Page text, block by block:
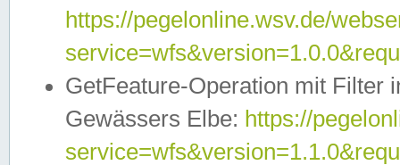
https://pegelonline.wsv.de/
GetFeature-Operation mit Filter
Gewässers Elbe: https://